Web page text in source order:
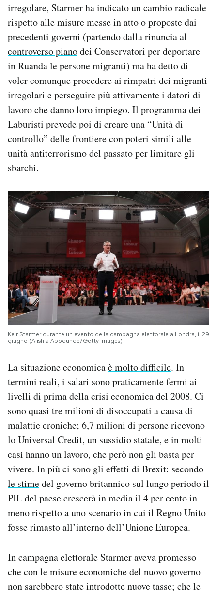
irregolare, Starmer ha indicato un cambio radicale
rispetto alle misure messe in atto o proposte dai
precedenti governi (partendo dalla rinuncia al
controverso pianodei Conservatori per deportare
in Ruanda le persone migranti) ma ha detto di
voler comunque procedere ai rimpatri dei migranti
irregolari e perseguire più attivamente i datori di
lavoro che danno loro impiego. Il programma dei
Laburisti prevede poi di creare una “Unità di
controllo” delle frontiere con poteri simili alle
unità antiterrorismo del passato per limitare gli
sbarchi.
Keir Starmer durante un evento della campagna elettorale a Londra, il 29
giugno (Alishia Abodunde/Getty Images)
La situazione economicaè molto difficile. In
termini reali, i salari sono praticamente fermi ai
livelli di prima della crisi economica del 2008. Ci
sono quasi tre milioni di disoccupati a causa di
malattie croniche; 6,7 milioni di persone ricevono
lo Universal Credit, un sussidio statale, e in molti
casi hanno un lavoro, che però non gli basta per
vivere. In più ci sono gli effetti di Brexit: secondo
le stimedel governo britannico sul lungo periodo il
PIL del paese crescerà in media il 4 per cento in
meno rispetto a uno scenario in cui il Regno Unito
fosse rimasto all’interno dell’Unione Europea.
In campagna elettorale Starmer aveva promesso
che con le misure economiche del nuovo governo
non sarebbero state introdotte nuove tasse; che le